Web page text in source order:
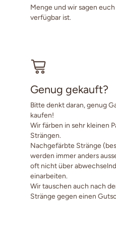
Menge und wir sagen
verfügbar ist.
Genug gekauft?
Bitte denkt daran, genug
kaufen!
Wir färben in sehr kleinen
Strängen.
Nachgefärbte Stränge
werden immer anders
oft nicht über
einarbeiten.
Wir tauschen auch nach
Stränge gegen einen